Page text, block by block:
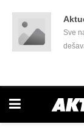
Sve
još